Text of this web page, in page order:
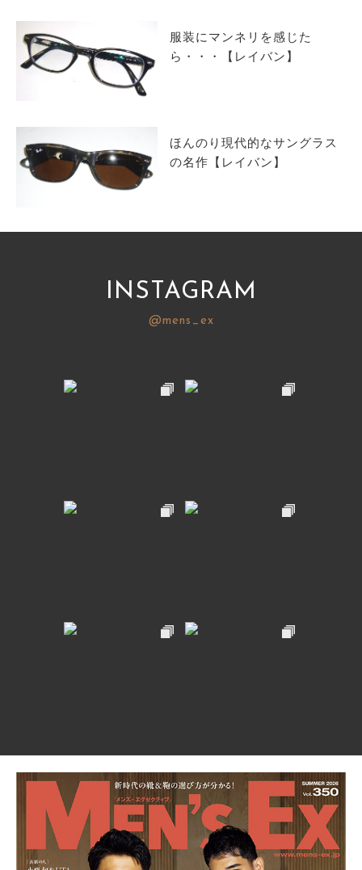
服装にマンネリを感じた
ら・・・【レイバン】
ほんのり現代的なサングラス
の名作【レイバン】
INSTAGRAM
@mens_ex